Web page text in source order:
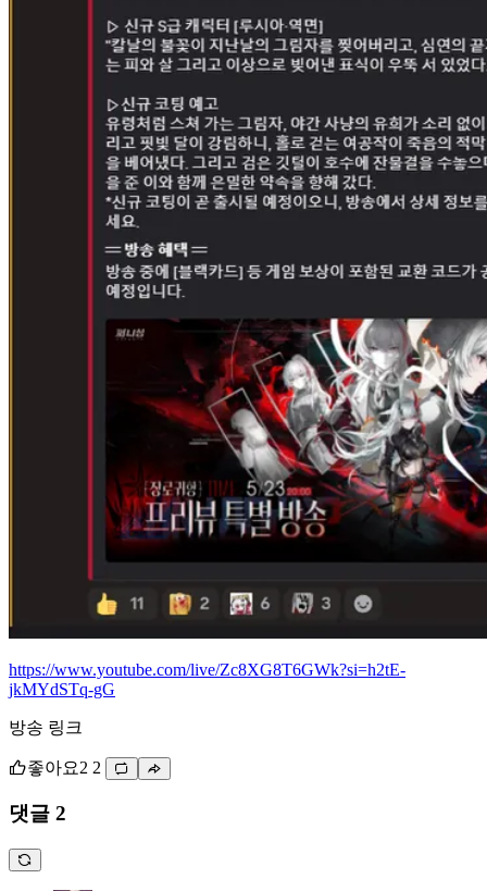
https://www.youtube.com/live/Zc8XG8T6GWk?si=h2tE-
jkMYdSTq-gG
방송 링크
좋아요2 2
댓글 2